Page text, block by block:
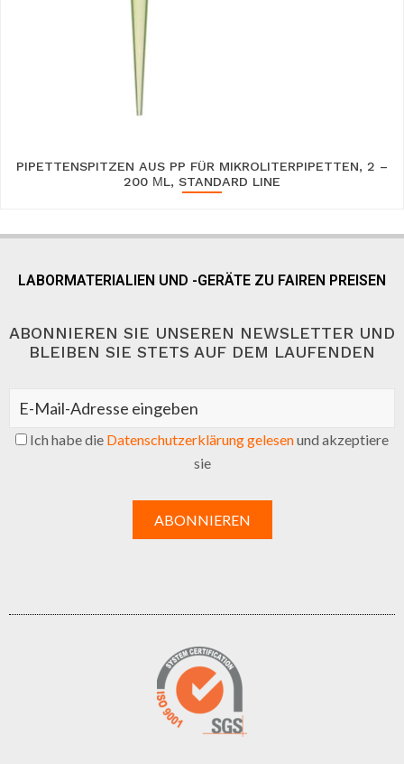
PIPETTENSPITZEN AUS PP FÜR MIKROLITERPIPETTEN, 2 –
200 ΜL, STANDARD LINE
LABORMATERIALIEN UND -GERÄTE ZU FAIREN PREISEN
ABONNIEREN SIE UNSEREN NEWSLETTER UND
BLEIBEN SIE STETS AUF DEM LAUFENDEN
Ich habe die Datenschutzerklärung gelesenund akzeptiere
sie